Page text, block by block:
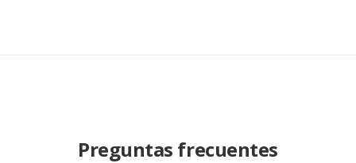
Preguntas frecuentes